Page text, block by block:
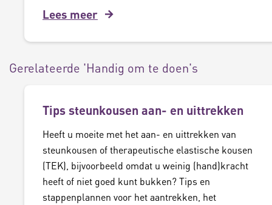
Lees meer
Gerelateerde 'Handig om te doen's
Tips steunkousen aan- en uittrekken
Heeft u moeite met het aan- en uittrekken van
steunkousen of therapeutische elastische kousen
(TEK), bijvoorbeeld omdat u weinig (hand)kracht
heeft of niet goed kunt bukken? Tips en
stappenplannen voor het aantrekken, het